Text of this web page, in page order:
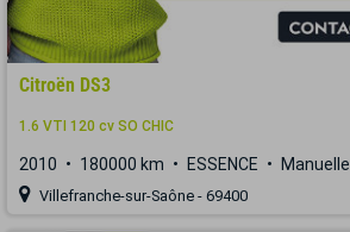
Citroën DS3
1.6 VTI 120 cv SO CHIC
2010 180000 km ESSENCE Manuelle
Villefranche-sur-Saône - 69400